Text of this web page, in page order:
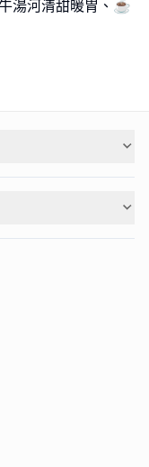
湯河清甜暖胃、☕